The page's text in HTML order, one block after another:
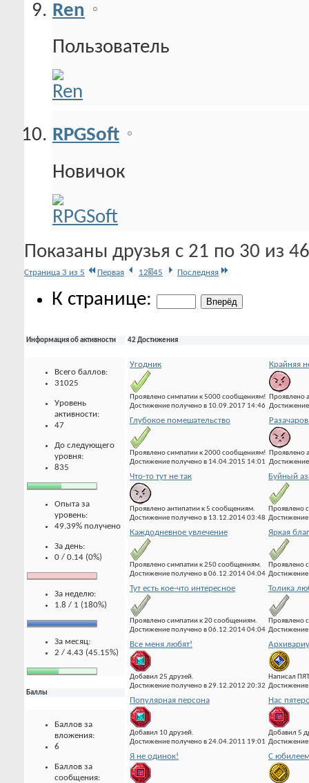
Ren
Пользователь
RPGSoft
Новичок
Показаны друзья с 21 по 30 из 46
Страница 3 из 5 Первая 1 2345 Последняя
К странице:
Информация об активности
Всего баллов:
31025
Уровень
активности:
47
До следующего
уровня:
835
Опыта за
уровень:
49.39% получено
За день:
0 / 0.14 (0%)
За неделю:
1.8 / 1 (180%)
За месяц:
2 / 4.43 (45.15%)
Баллы
Баллов за
вложения:
6
Баллов за
сообщения:
42 Достижения
Угодник
Проявлено симпатии к 5000 сообщениям!
Достижение получено в 10.09.2017 14:46
Крайняя
Проявлено
Глубокое помешательство
Проявлено симпатии к 2000 сообщениям!
Достижение получено в 14.04.2015 14:01
Проявлено
Что-то тут не так
Проявлено антипатии к 5 сообщениям.
Достижение получено в 13.12.2014 03:48
Буйный
Проявлено
Каждодневное увлечение
Проявлено симпатии к 250 сообщениям.
Достижение получено в 06.12.2014 04:04
Яркая
Проявлено
Тут есть кое-что интересное
Проявлено симпатии к 20 сообщениям.
Достижение получено в 06.12.2014 04:04
Толика
Проявлено
Все меня любят!
Добавил 25 друзей.
Достижение получено в 29.12.2012 20:32
Написал
Популярная персона
Добавил 10 друзей.
Достижение получено в 24.04.2011 19:01
Нас
Добавил 5
Я не одинок! С